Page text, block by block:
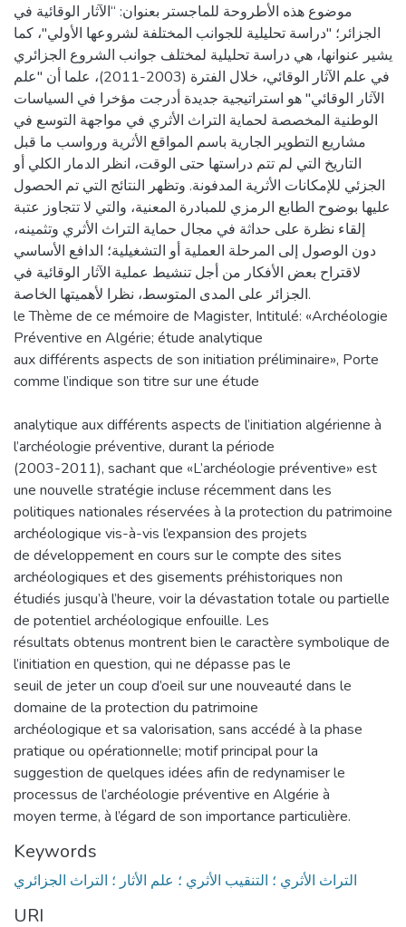
موضوع هذه الأطروحة للماجستر بعنوان: “الآثار الوقائية في
الجزائر؛ "دراسة تحليلية للجوانب المختلفة لشروعها الأولي"، كما
يشير عنوانها، هي دراسة تحليلية لمختلف جوانب الشروع الجزائري
في علم الآثار الوقائي، خلال الفترة (2003-2011)، علما أن "علم
الآثار الوقائي" هو استراتيجية جديدة أدرجت مؤخرا في السياسات
الوطنية المخصصة لحماية التراث الأثري في مواجهة التوسع في
مشاريع التطوير الجارية باسم المواقع الأثرية ورواسب ما قبل
التاريخ التي لم تتم دراستها حتى الوقت، انظر الدمار الكلي أو
الجزئي للإمكانات الأثرية المدفونة. وتظهر النتائج التي تم الحصول
عليها بوضوح الطابع الرمزي للمبادرة المعنية، والتي لا تتجاوز عتبة
إلقاء نظرة على حداثة في مجال حماية التراث الأثري وتثمينه،
دون الوصول إلى المرحلة العملية أو التشغيلية؛ الدافع الأساسي
لاقتراح بعض الأفكار من أجل تنشيط عملية الآثار الوقائية في
الجزائر على المدى المتوسط، نظرا لأهميتها الخاصة.
le Thème de ce mémoire de Magister, Intitulé: «Archéologie
Préventive en Algérie; étude analytique
aux différents aspects de son initiation préliminaire», Porte
comme l’indique son titre sur une étude
analytique aux différents aspects de l’initiation algérienne à
l’archéologie préventive, durant la période
(2003-2011), sachant que «L’archéologie préventive» est
une nouvelle stratégie incluse récemment dans les
politiques nationales réservées à la protection du patrimoine
archéologique vis-à-vis l’expansion des projets
de développement en cours sur le compte des sites
archéologiques et des gisements préhistoriques non
étudiés jusqu’à l’heure, voir la dévastation totale ou partielle
de potentiel archéologique enfouille. Les
résultats obtenus montrent bien le caractère symbolique de
l’initiation en question, qui ne dépasse pas le
seuil de jeter un coup d’oeil sur une nouveauté dans le
domaine de la protection du patrimoine
archéologique et sa valorisation, sans accédé à la phase
pratique ou opérationnelle; motif principal pour la
suggestion de quelques idées afin de redynamiser le
processus de l’archéologie préventive en Algérie à
moyen terme, à l’égard de son importance particulière.
Keywords
التراث الأثري ؛ التنقيب الأثري ؛ علم الأثار ؛ التراث الجزائري
URI